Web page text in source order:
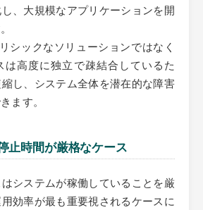
、大規模なアプリケーションを開
シックなソリューションではなく
は高度に独立で疎結合しているた
し、システム全体を潜在的な障害
ます。
止時間が厳格なケース
システムが稼働していることを厳
効率が最も重要視されるケースに